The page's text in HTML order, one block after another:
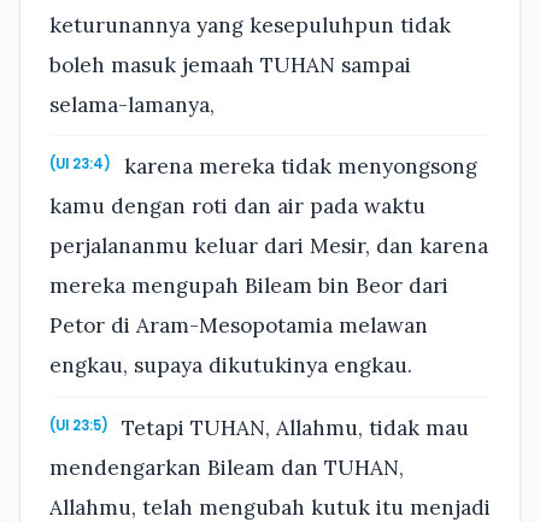
keturunannya yang kesepuluhpun tidak
boleh masuk jemaah TUHAN sampai
selama-lamanya,
(Ul 23:4)
karena mereka tidak menyongsong
kamu dengan roti dan air pada waktu
perjalananmu keluar dari Mesir, dan karena
mereka mengupah Bileam bin Beor dari
Petor di Aram-Mesopotamia melawan
engkau, supaya dikutukinya engkau.
(Ul 23:5)
Tetapi TUHAN, Allahmu, tidak mau
mendengarkan Bileam dan TUHAN,
Allahmu, telah mengubah kutuk itu menjadi